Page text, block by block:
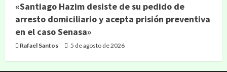
«Santiago Hazim desiste de su pedido de
arresto domiciliario y acepta prisión preventiva
en el caso Senasa»
Rafael Santos 5 de agosto de 2026